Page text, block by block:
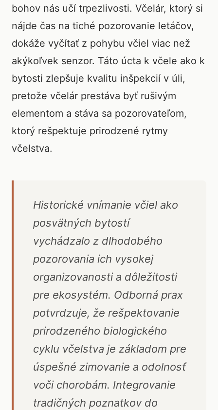
bohov nás učí trpezlivosti. Včelár, ktorý si
nájde čas na tiché pozorovanie letáčov,
dokáže vyčítať z pohybu včiel viac než
akýkoľvek senzor. Táto úcta k včele ako k
bytosti zlepšuje kvalitu inšpekcií v úli,
pretože včelár prestáva byť rušivým
elementom a stáva sa pozorovateľom,
ktorý rešpektuje prirodzené rytmy
včelstva.
Historické vnímanie včiel ako
posvätných bytostí
vychádzalo z dlhodobého
pozorovania ich vysokej
organizovanosti a dôležitosti
pre ekosystém. Odborná prax
potvrdzuje, že rešpektovanie
prirodzeného biologického
cyklu včelstva je základom pre
úspešné zimovanie a odolnosť
voči chorobám. Integrovanie
tradičných poznatkov do